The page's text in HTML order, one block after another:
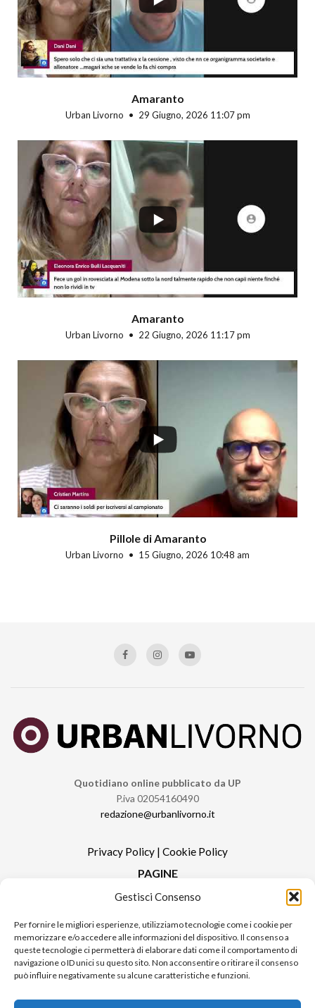
Gestisci Consenso
Per fornire le migliori esperienze, utilizziamo tecnologie come i cookie per
memorizzare e/o accedere alle informazioni del dispositivo. Il consenso a
queste tecnologie ci permetterà di elaborare dati come il comportamento di
navigazione o ID unici su questo sito. Non acconsentire o ritirare il consenso
può influire negativamente su alcune caratteristiche e funzioni.
Amaranto
Urban Livorno 29 Giugno, 2026 11:07 pm
Amaranto
Urban Livorno 22 Giugno, 2026 11:17 pm
Pillole di Amaranto
Urban Livorno 15 Giugno, 2026 10:48 am
Quotidiano online pubblicato da UP
P.iva 02054160490
redazione@urbanlivorno.it
Privacy Policy | Cookie Policy
PAGINE
Redazione
Contatti
Pubblicità
Sitemap
RUBRICHE